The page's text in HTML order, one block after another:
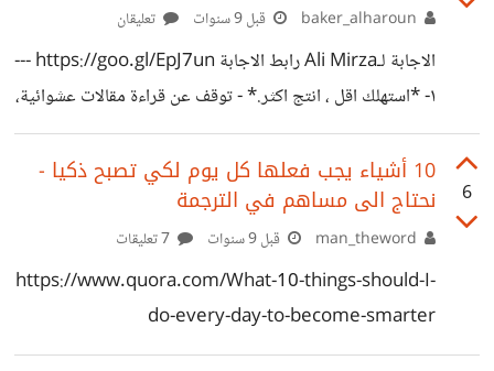
قبل 9 سنوات تعليقان
الاجابة لـAli Mirza رابط الاجابة https://goo.gl/EpJ7un ---
١- *استهلك اقل ، انتج اكثر.* - توقف عن قراءة مقالات عشوائية،
اكتب شيئا. تدرب على قاعدة ٢٠/٨٠. - ٢٠٪ من وقتك = استهلاك. -
٨٠٪ من وقتك = انتاج. ٢- *قلل من مشاهدة التلفاز* - التلفاز
شرير وهو يقتل ابداعنا. ٣- *اذهب للمشي* - اذا كنت عالق في
*تسكع مع اشخاص اذكى منك* - تتذكر ذلك الاقتباس؟ انت
متوسط خمس اشخاص
6
10 أشياء يجب فعلها كل يوم لكي تصبح ذكيا -
نحتاج الى مساهم في الترجمة
قبل 9 سنوات
https://www.quora.com/What-10-things-should-I-
do-every-day-to-become-smarter